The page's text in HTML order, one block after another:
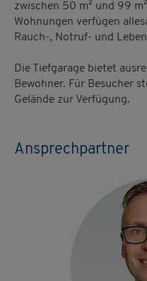
zwischen 50 m² und 99
Wohnungen verfügen
Rauch-, Notruf- und
Die Tiefgarage bietet
Bewohner. Für Besucher
Gelände zur Verfügung.
Ansprechpartner